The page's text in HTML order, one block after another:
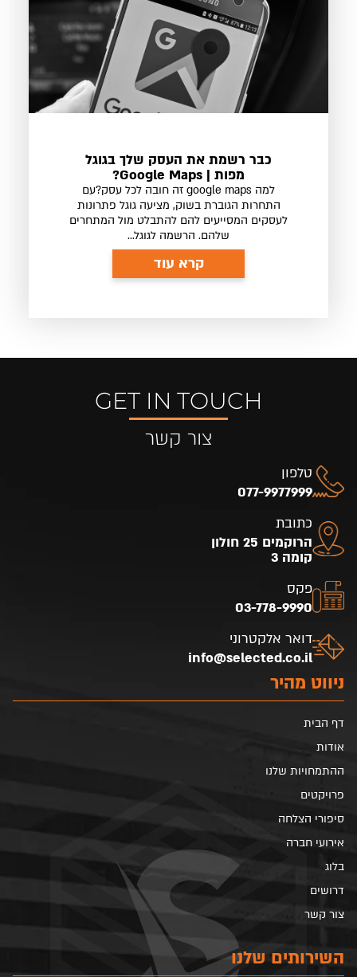
כבר רשמת את העסק שלך בגוגל
מפות | Google Maps?
למה google maps זה חובה לכל עסק?עם
התחרות הגוברת בשוק, מציעה גוגל פתרונות
לעסקים המסייעים להם להתבלט מול המתחרים
שלהם. הרשמה לגוגל...
קרא עוד
GET IN TOUCH
צור קשר
ניווט מהיר
דף הבית
אודות
ההתמחויות שלנו
פרויקטים
סיפורי הצלחה
אירועי חברה
בלוג
דרושים
צור קשר
השירותים שלנו
טלפון
077-9977999
כתובת
הרוקמים 25 חולון
קומה 3
פקס
03-778-9990
דואר אלקטרוני
info@selected.co.il